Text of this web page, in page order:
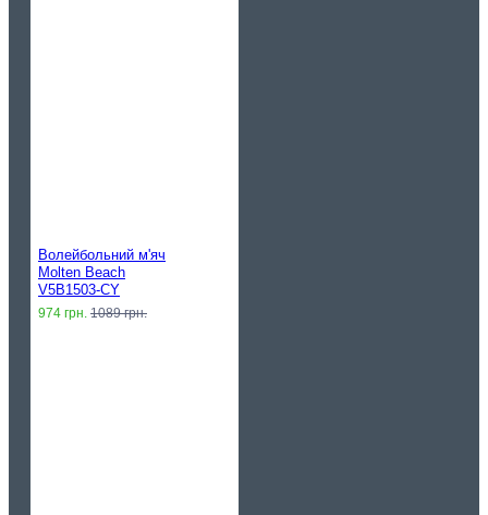
Волейбольний м'яч
Molten Beach
V5B1503-CY
974 грн. 1089 грн.